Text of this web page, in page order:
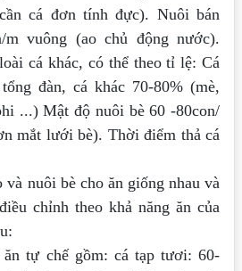
cá đơn tính đực). Nuôi bán
m vuông (ao chủ động nước).
cá khác, có thể theo tỉ lệ: Cá
đàn, cá khác 70-80% (mè,
...) Mật độ nuôi bè 60 -80con/
mắt lưới bè). Thời điểm thả cá
và nuôi bè cho ăn giống nhau và
chỉnh theo khả năng ăn của
ăn tự chế gồm: cá tạp tươi: 60-